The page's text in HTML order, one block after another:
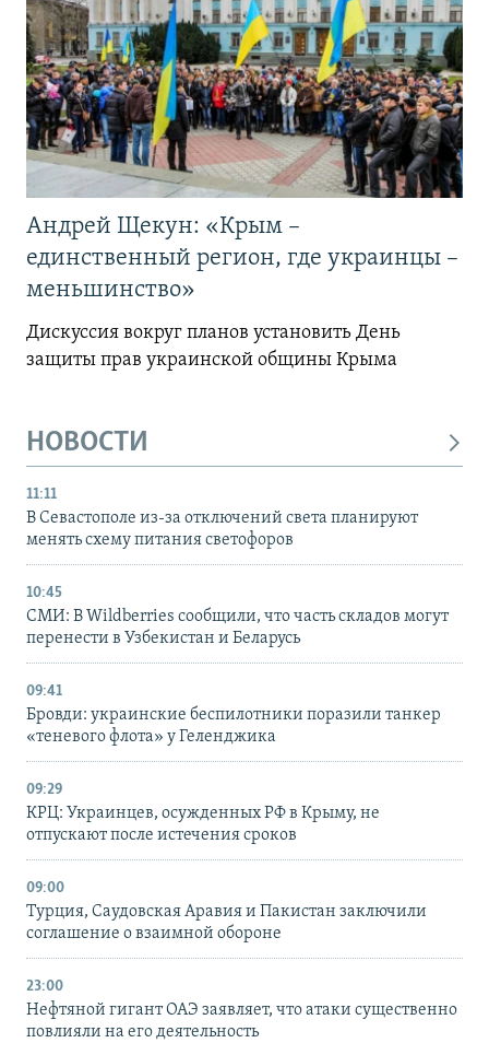
Андрей Щекун: «Крым –
единственный регион, где украинцы –
меньшинство»
Дискуссия вокруг планов установить День
защиты прав украинской общины Крыма
НОВОСТИ
11:11
В Севастополе из-за отключений света планируют
менять схему питания светофоров
10:45
СМИ: В Wildberries сообщили, что часть складов могут
перенести в Узбекистан и Беларусь
09:41
Бровди: украинские беспилотники поразили танкер
«теневого флота» у Геленджика
09:29
КРЦ: Украинцев, осужденных РФ в Крыму, не
отпускают после истечения сроков
09:00
Турция, Саудовская Аравия и Пакистан заключили
соглашение о взаимной обороне
23:00
Нефтяной гигант ОАЭ заявляет, что атаки существенно
повлияли на его деятельность